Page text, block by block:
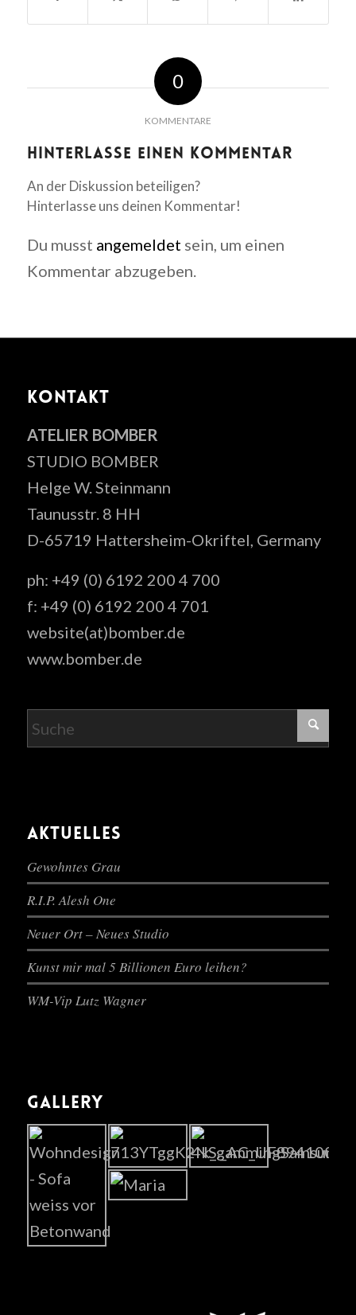
0
KOMMENTARE
Hinterlasse einen Kommentar
An der Diskussion beteiligen?
Hinterlasse uns deinen Kommentar!
Du musst angemeldet sein, um einen
Kommentar abzugeben.
KONTAKT
ATELIER BOMBER
STUDIO BOMBER
Helge W. Steinmann
Taunusstr. 8 HH
D-65719 Hattersheim-Okriftel, Germany
ph: +49 (0) 6192 200 4 700
f: +49 (0) 6192 200 4 701
website(at)bomber.de
www.bomber.de
AKTUELLES
Gewohntes Grau
R.I.P. Alesh One
Neuer Ort – Neues Studio
Kunst mir mal 5 Billionen Euro leihen?
WM-Vip Lutz Wagner
GALLERY